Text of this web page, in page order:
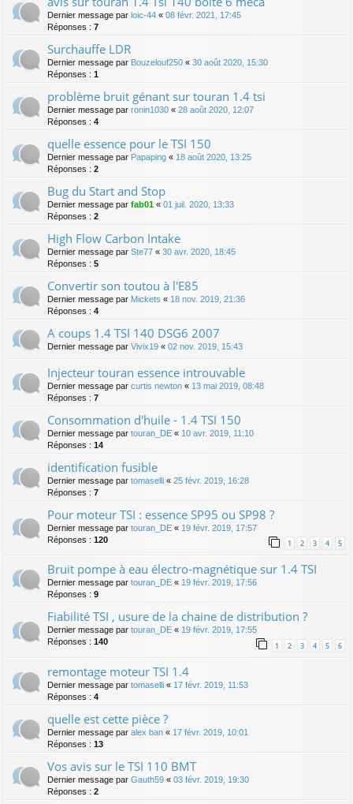
Dernier message par loic-44 « 08 févr. 2021, 17:45
Réponses : 7
Surchauffe LDR
Dernier message par Bouzelouf250 « 30 août 2020, 15:30
Réponses : 1
problème bruit génant sur touran 1.4 tsi
Dernier message par ronin1030 « 28 août 2020, 12:07
Réponses : 4
quelle essence pour le TSI 150
Dernier message par Papaping « 18 août 2020, 13:25
Réponses : 2
Bug du Start and Stop
Dernier message par fab01 « 01 juil. 2020, 13:33
Réponses : 2
High Flow Carbon Intake
Dernier message par Ste77 « 30 avr. 2020, 18:45
Réponses : 5
Convertir son toutou à l'E85
Dernier message par Mickets « 18 nov. 2019, 21:36
Réponses : 4
A coups 1.4 TSI 140 DSG6 2007
Dernier message par Vivix19 « 02 nov. 2019, 15:43
Injecteur touran essence introuvable
Dernier message par curtis newton « 13 mai 2019, 08:48
Réponses : 7
Consommation d'huile - 1.4 TSI 150
Dernier message par touran_DE « 10 avr. 2019, 11:10
Réponses : 14
identification fusible
Dernier message par tomaselli « 25 févr. 2019, 16:28
Réponses : 7
Pour moteur TSI : essence SP95 ou SP98 ?
Dernier message par touran_DE « 19 févr. 2019, 17:57
Réponses : 120 1 2 3 4 5
Bruit pompe à eau électro-magnétique sur 1.4 TSI
Dernier message par touran_DE « 19 févr. 2019, 17:56
Réponses : 9
Fiabilité TSI , usure de la chaine de distribution ?
Dernier message par touran_DE « 19 févr. 2019, 17:55
Réponses : 140 1 2 3 4 5 6
remontage moteur TSI 1.4
Dernier message par tomaselli « 17 févr. 2019, 11:53
Réponses : 4
quelle est cette pièce ?
Dernier message par alex ban « 17 févr. 2019, 10:01
Réponses : 13
Vos avis sur le TSI 110 BMT
Dernier message par Gauth59 « 03 févr. 2019, 19:30
Réponses : 2